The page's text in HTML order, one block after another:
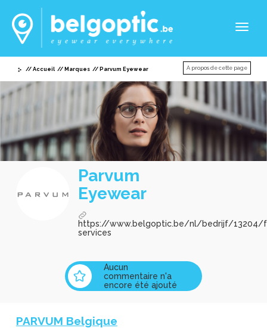
Accueil Marques Parvum Eyewear A propos de cette page
Parvum
Eyewear
https://www.belgoptic.be/nl/bedrijf/13204/
services
Aucun
commentaire n'a
encore été ajouté
PARVUM Belgique